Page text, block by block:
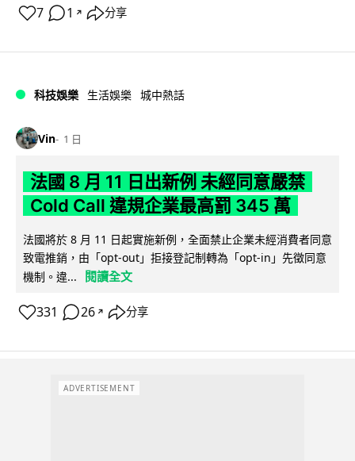
7 1 ↗ 分享
科技娛樂 生活娛樂 城中熱話
Vin 1 日
法國 8 月 11 日出新例 未經同意嚴禁
Cold Call 違規企業最高罰 345 萬
法國將於 8 月 11 日起實施新例，全面禁止企業未經消費者同意
致電推銷，由「opt-out」拒接登記制轉為「opt-in」先徵同意
機制。違...
閱讀全文
331 26 ↗ 分享
ADVERTISEMENT